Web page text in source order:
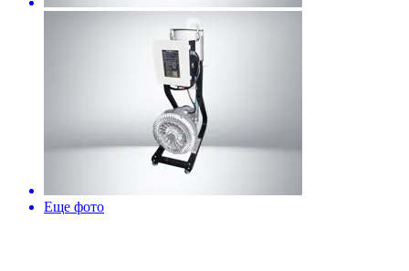
Еще фото